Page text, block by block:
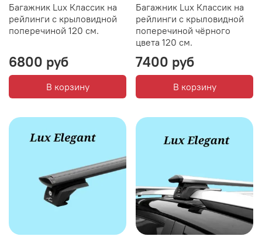
Багажник Lux Классик на
рейлинги с крыловидной
поперечиной 120 см.
6800 руб
В корзину
Багажник Lux Классик на
рейлинги с крыловидной
поперечиной чёрного
цвета 120 см.
7400 руб
В корзину